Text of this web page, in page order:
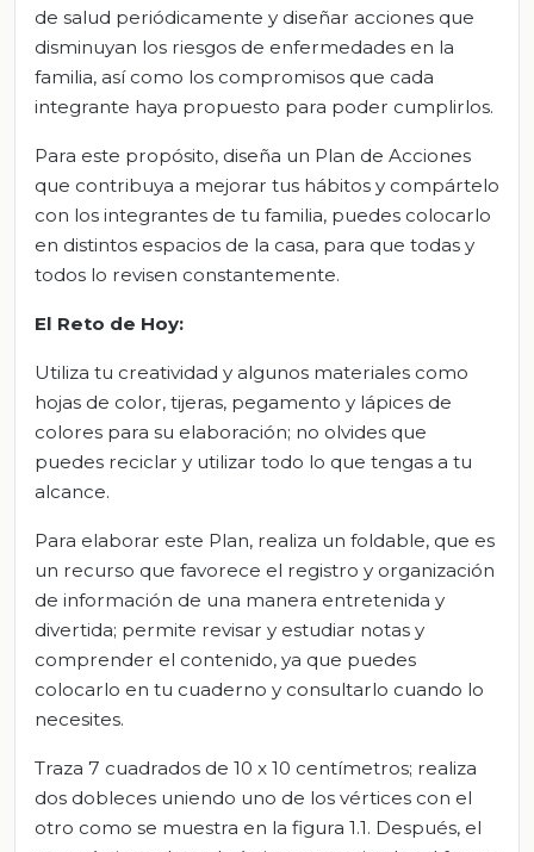
de salud periódicamente y diseñar acciones que
disminuyan los riesgos de enfermedades en la
familia, así como los compromisos que cada
integrante haya propuesto para poder cumplirlos.
Para este propósito, diseña un Plan de Acciones
que contribuya a mejorar tus hábitos y compártelo
con los integrantes de tu familia, puedes colocarlo
en distintos espacios de la casa, para que todas y
todos lo revisen constantemente.
El Reto de Hoy:
Utiliza tu creatividad y algunos materiales como
hojas de color, tijeras, pegamento y lápices de
colores para su elaboración; no olvides que
puedes reciclar y utilizar todo lo que tengas a tu
alcance.
Para elaborar este Plan, realiza un foldable, que es
un recurso que favorece el registro y organización
de información de una manera entretenida y
divertida; permite revisar y estudiar notas y
comprender el contenido, ya que puedes
colocarlo en tu cuaderno y consultarlo cuando lo
necesites.
Traza 7 cuadrados de 10 x 10 centímetros; realiza
dos dobleces uniendo uno de los vértices con el
otro como se muestra en la figura 1.1. Después, el